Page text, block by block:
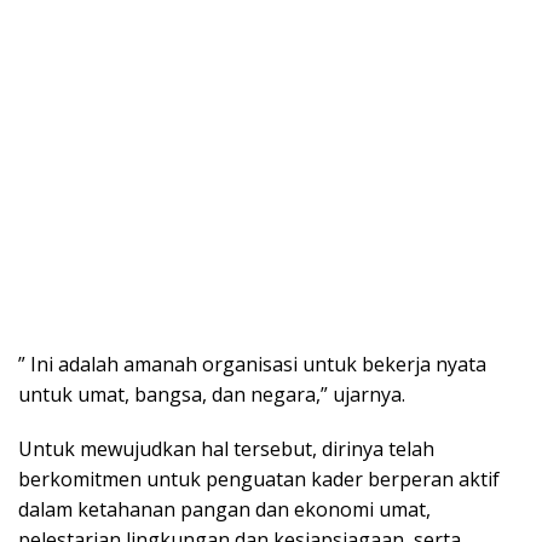
” Ini adalah amanah organisasi untuk bekerja nyata
untuk umat, bangsa, dan negara,” ujarnya.
Untuk mewujudkan hal tersebut, dirinya telah
berkomitmen untuk penguatan kader berperan aktif
dalam ketahanan pangan dan ekonomi umat,